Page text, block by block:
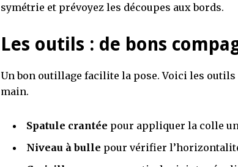
symétrie et prévoyez les découpes aux bords.
Les outils : de bons
Un bon outillage facilite la pose. Voici les
main.
Spatule crantée pour appliquer la colle
Niveau à bulle pour vérifier